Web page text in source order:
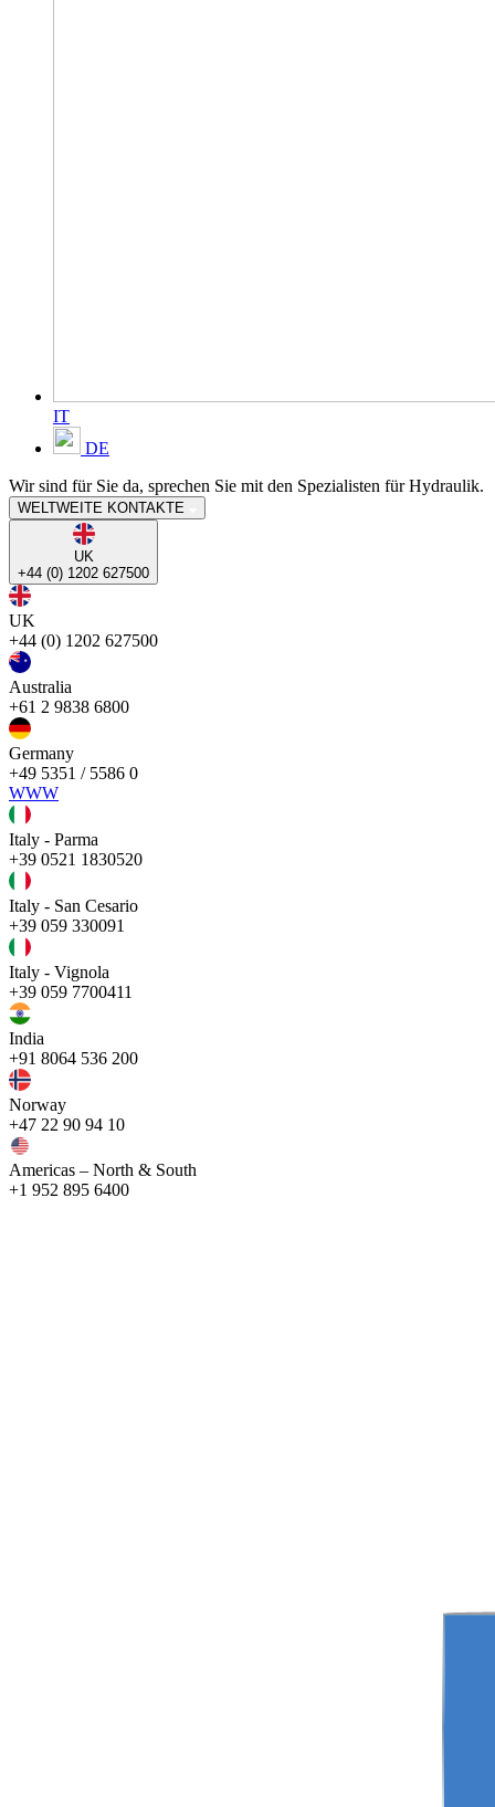
IT
DE
Wir sind für Sie da, sprechen Sie mit den Spezialisten für Hydraulik.
WELTWEITE KONTAKTE
UK
+44 (0) 1202 627500
UK
+44 (0) 1202 627500
Australia
+61 2 9838 6800
Germany
+49 5351 / 5586 0
WWW
Italy - Parma
+39 0521 1830520
Italy - San Cesario
+39 059 330091
Italy - Vignola
+39 059 7700411
India
+91 8064 536 200
Norway
+47 22 90 94 10
Americas – North & South
+1 952 895 6400